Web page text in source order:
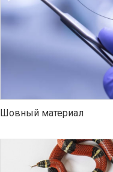
Шовный материал